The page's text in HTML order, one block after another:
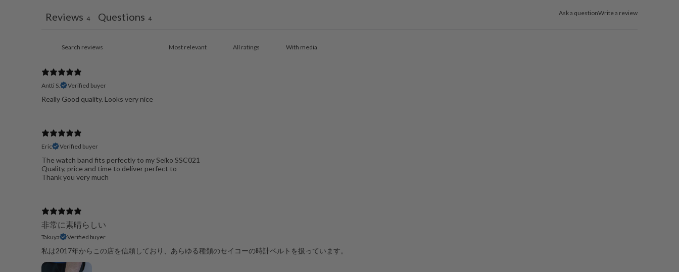
Ask a questionWrite a review
Reviews 4 Questions 4
With media
Antti S. Verified buyer
Really Good quality. Looks very nice
Eric Verified buyer
The watch band fits perfectly to my Seiko SSC021
Quality, price and time to deliver perfect to
Thank you very much
非常に素晴らしい
Takuya Verified buyer
私は2017年からこの店を信頼しており、あらゆる種類のセイコーの時計ベルトを扱っています。